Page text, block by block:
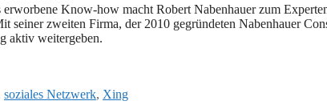
Know-how macht Robert Nabenhauer zum
seiner zweiten Firma, der 2010 gegründeten Nabenhauer
aktiv weitergeben.
soziales Netzwerk, Xing